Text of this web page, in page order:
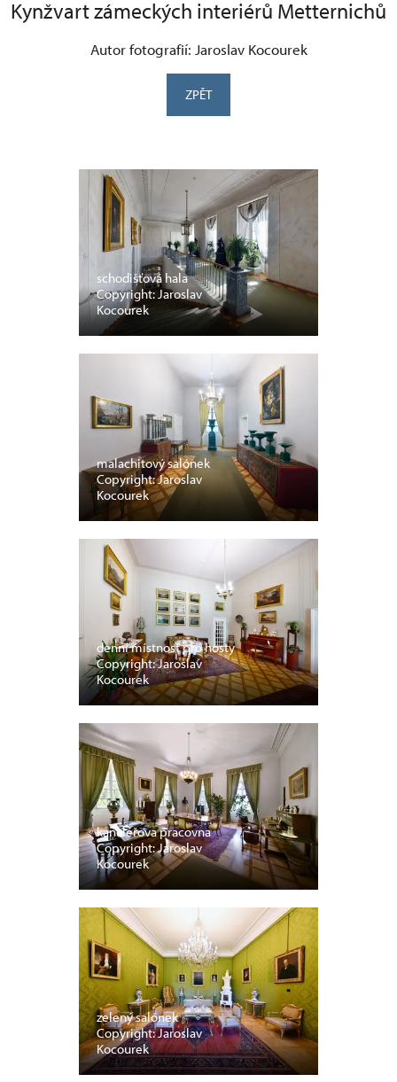
Kynžvart zámeckých interiérů Metternichů
Autor fotografií: Jaroslav Kocourek
ZPĚT
schodišťová hala
Copyright: Jaroslav
Kocourek
malachitový salónek
Copyright: Jaroslav
Kocourek
denní místnost pro hosty
Copyright: Jaroslav
Kocourek
kancléřova pracovna
Copyright: Jaroslav
Kocourek
zelený salónek
Copyright: Jaroslav
Kocourek